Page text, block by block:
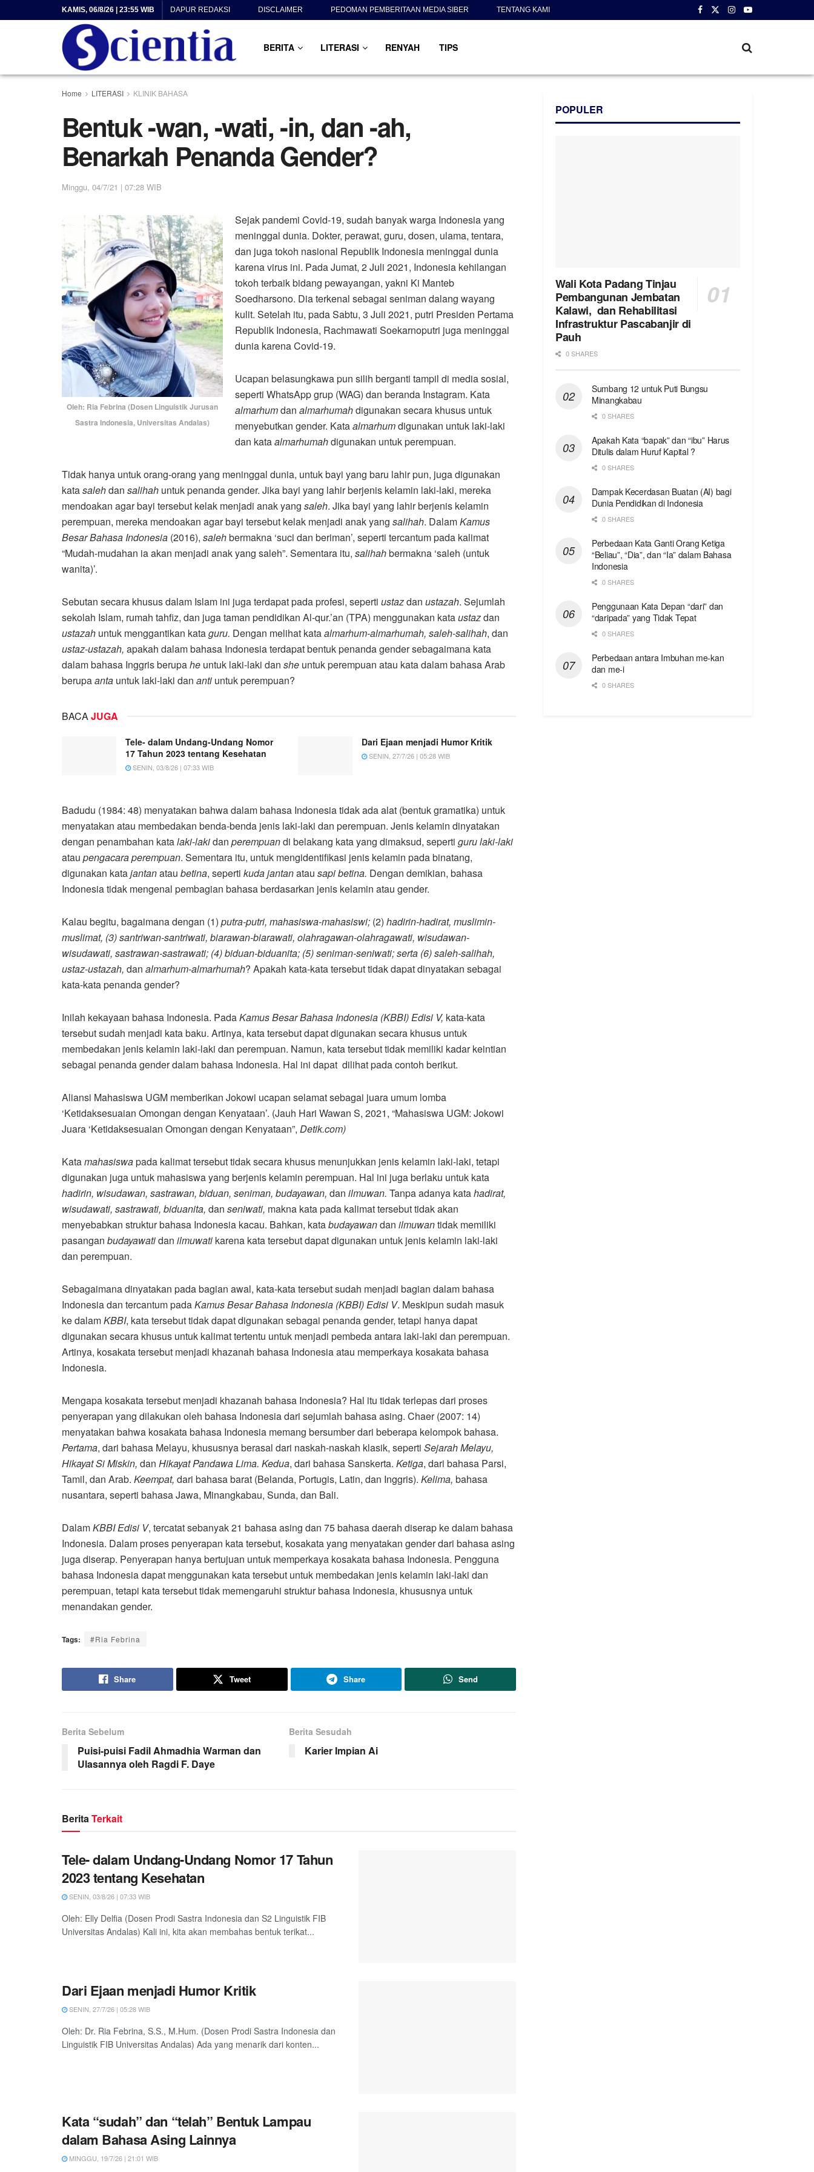
KAMIS, 06/8/26 | 23:55 WIB DAPUR REDAKSI DISCLAIMER PEDOMAN PEMBERITAAN MEDIA SIBER TENTANG KAMI
BERITA LITERASI RENYAH TIPS
Home LITERASI KLINIK BAHASA
Bentuk -wan, -wati, -in, dan -ah,
Benarkah Penanda Gender?
Minggu, 04/7/21 | 07:28 WIB
Oleh: Ria Febrina (Dosen Linguistik Jurusan
Sastra Indonesia, Universitas Andalas)
Sejak pandemi Covid-19, sudah banyak warga Indonesia yang
meninggal dunia. Dokter, perawat, guru, dosen, ulama, tentara,
dan juga tokoh nasional Republik Indonesia meninggal dunia
karena virus ini. Pada Jumat, 2 Juli 2021, Indonesia kehilangan
tokoh terbaik bidang pewayangan, yakni Ki Manteb
Soedharsono. Dia terkenal sebagai seniman dalang wayang
kulit. Setelah itu, pada Sabtu, 3 Juli 2021, putri Presiden Pertama
Republik Indonesia, Rachmawati Soekarnoputri juga meninggal
dunia karena Covid-19.
Ucapan belasungkawa pun silih berganti tampil di media sosial,
seperti WhatsApp grup (WAG) dan beranda Instagram. Kata
almarhumdan almarhumahdigunakan secara khusus untuk
menyebutkan gender. Kataalmarhumdigunakan untuk laki-laki
dan kataalmarhumahdigunakan untuk perempuan.
Tidak hanya untuk orang-orang yang meninggal dunia, untuk bayi yang baru lahir pun, juga digunakan
katasalehdan salihah untuk penanda gender. Jika bayi yang lahir berjenis kelamin laki-laki, mereka
mendoakan agar bayi tersebut kelak menjadi anak yang saleh. Jika bayi yang lahir berjenis kelamin
perempuan, mereka mendoakan agar bayi tersebut kelak menjadi anak yang salihah. DalamKamus
Besar Bahasa Indonesia (2016), salehbermakna ‘suci dan beriman’, seperti tercantum pada kalimat
“Mudah-mudahan ia akan menjadi anak yang saleh”. Sementara itu, salihahbermakna ‘saleh (untuk
wanita)’.
Sebutan secara khusus dalam Islam ini juga terdapat pada profesi, seperti ustazdan ustazah. Sejumlah
sekolah Islam, rumah tahfiz, dan juga taman pendidikan Al-qur.’an (TPA) menggunakan kataustazdan
ustazah untuk menggantikan kataguru. Dengan melihat kataalmarhum-almarhumah, saleh-salihah, dan
ustaz-ustazah, apakah dalam bahasa Indonesia terdapat bentuk penanda gender sebagaimana kata
dalam bahasa Inggris berupahe untuk laki-laki dan she untuk perempuan atau kata dalam bahasa Arab
berupaanta untuk laki-laki dan anti untuk perempuan?
BACAJUGA
Tele- dalam Undang-Undang Nomor
17 Tahun 2023 tentang Kesehatan
SENIN, 03/8/26 | 07:33 WIB
Dari Ejaan menjadi Humor Kritik
SENIN, 27/7/26 | 05:28 WIB
Badudu (1984: 48) menyatakan bahwa dalam bahasa Indonesia tidak ada alat (bentuk gramatika) untuk
menyatakan atau membedakan benda-benda jenis laki-laki dan perempuan. Jenis kelamin dinyatakan
dengan penambahan katalaki-lakidan perempuandi belakang kata yang dimaksud, seperti guru laki-laki
atau pengacara perempuan. Sementara itu, untuk mengidentifikasi jenis kelamin pada binatang,
digunakan katajantanatau betina, seperti kuda jantanatau sapi betina. Dengan demikian, bahasa
Indonesia tidak mengenal pembagian bahasa berdasarkan jenis kelamin atau gender.
Kalau begitu, bagaimana dengan (1) putra-putri, mahasiswa-mahasiswi; (2) hadirin-hadirat, muslimin-
muslimat, (3) santriwan-santriwati, biarawan-biarawati, olahragawan-olahragawati, wisudawan-
wisudawati, sastrawan-sastrawati; (4) biduan-biduanita; (5) seniman-seniwati; serta (6) saleh-salihah,
ustaz-ustazah, dan almarhum-almarhumah? Apakah kata-kata tersebut tidak dapat dinyatakan sebagai
kata-kata penanda gender?
Inilah kekayaan bahasa Indonesia. PadaKamus Besar Bahasa Indonesia (KBBI) Edisi V, kata-kata
tersebut sudah menjadi kata baku. Artinya, kata tersebut dapat digunakan secara khusus untuk
membedakan jenis kelamin laki-laki dan perempuan. Namun, kata tersebut tidak memiliki kadar keintian
sebagai penanda gender dalam bahasa Indonesia. Hal ini dapat dilihat pada contoh berikut.
Aliansi Mahasiswa UGM memberikan Jokowi ucapan selamat sebagai juara umum lomba
‘Ketidaksesuaian Omongan dengan Kenyataan’. (Jauh Hari Wawan S, 2021, “Mahasiswa UGM: Jokowi
Juara ‘Ketidaksesuaian Omongan dengan Kenyataan”, Detik.com)
Katamahasiswapada kalimat tersebut tidak secara khusus menunjukkan jenis kelamin laki-laki, tetapi
digunakan juga untuk mahasiswa yang berjenis kelamin perempuan. Hal ini juga berlaku untuk kata
hadirin, wisudawan, sastrawan, biduan, seniman, budayawan, dan ilmuwan. Tanpa adanya katahadirat,
wisudawati, sastrawati, biduanita, dan seniwati, makna kata pada kalimat tersebut tidak akan
menyebabkan struktur bahasa Indonesia kacau. Bahkan, katabudayawandan ilmuwantidak memiliki
pasangan budayawatidan ilmuwati karena kata tersebut dapat digunakan untuk jenis kelamin laki-laki
dan perempuan.
Sebagaimana dinyatakan pada bagian awal, kata-kata tersebut sudah menjadi bagian dalam bahasa
Indonesia dan tercantum padaKamus Besar Bahasa Indonesia (KBBI) Edisi V. Meskipun sudah masuk
ke dalamKBBI, kata tersebut tidak dapat digunakan sebagai penanda gender, tetapi hanya dapat
digunakan secara khusus untuk kalimat tertentu untuk menjadi pembeda antara laki-laki dan perempuan.
Artinya, kosakata tersebut menjadi khazanah bahasa Indonesia atau memperkaya kosakata bahasa
Indonesia.
Mengapa kosakata tersebut menjadi khazanah bahasa Indonesia? Hal itu tidak terlepas dari proses
penyerapan yang dilakukan oleh bahasa Indonesia dari sejumlah bahasa asing. Chaer (2007: 14)
menyatakan bahwa kosakata bahasa Indonesia memang bersumber dari beberapa kelompok bahasa.
Pertama, dari bahasa Melayu, khususnya berasal dari naskah-naskah klasik, seperti Sejarah Melayu,
Hikayat Si Miskin, dan Hikayat Pandawa Lima. Kedua, dari bahasa Sanskerta. Ketiga, dari bahasa Parsi,
Tamil, dan Arab. Keempat, dari bahasa barat (Belanda, Portugis, Latin, dan Inggris). Kelima, bahasa
nusantara, seperti bahasa Jawa, Minangkabau, Sunda, dan Bali.
DalamKBBI Edisi V, tercatat sebanyak 21 bahasa asing dan 75 bahasa daerah diserap ke dalam bahasa
Indonesia. Dalam proses penyerapan kata tersebut, kosakata yang menyatakan gender dari bahasa asing
juga diserap. Penyerapan hanya bertujuan untuk memperkaya kosakata bahasa Indonesia. Pengguna
bahasa Indonesia dapat menggunakan kata tersebut untuk membedakan jenis kelamin laki-laki dan
perempuan, tetapi kata tersebut tidak memengaruhi struktur bahasa Indonesia, khususnya untuk
menandakan gender.
Tags: #Ria Febrina
Share Tweet Share Send
Berita Sebelum
Puisi-puisi Fadil Ahmadhia Warman dan
Ulasannya oleh Ragdi F. Daye
Berita Sesudah
Karier Impian Ai
BeritaTerkait
Tele- dalam Undang-Undang Nomor 17 Tahun
2023 tentang Kesehatan
SENIN, 03/8/26 | 07:33 WIB
Oleh: Elly Delfia (Dosen Prodi Sastra Indonesia dan S2 Linguistik FIB
Universitas Andalas) Kali ini, kita akan membahas bentuk terikat...
Dari Ejaan menjadi Humor Kritik
SENIN, 27/7/26 | 05:28 WIB
Oleh: Dr. Ria Febrina, S.S., M.Hum. (Dosen Prodi Sastra Indonesia dan
Linguistik FIB Universitas Andalas) Ada yang menarik dari konten...
Kata “sudah” dan “telah” Bentuk Lampau
dalam Bahasa Asing Lainnya
MINGGU, 19/7/26 | 21:01 WIB
POPULER
Wali Kota Padang Tinjau
Pembangunan Jembatan
Kalawi, dan Rehabilitasi
Infrastruktur Pascabanjir di
Pauh
0 SHARES
Sumbang 12 untuk Puti Bungsu
Minangkabau
0 SHARES
Apakah Kata “bapak” dan “ibu” Harus
Ditulis dalam Huruf Kapital ?
0 SHARES
Dampak Kecerdasan Buatan (AI) bagi
Dunia Pendidikan di Indonesia
0 SHARES
Perbedaan Kata Ganti Orang Ketiga
“Beliau”, “Dia”, dan “Ia” dalam Bahasa
Indonesia
0 SHARES
Penggunaan Kata Depan “dari” dan
“daripada” yang Tidak Tepat
0 SHARES
Perbedaan antara Imbuhan me-kan
dan me-i
0 SHARES